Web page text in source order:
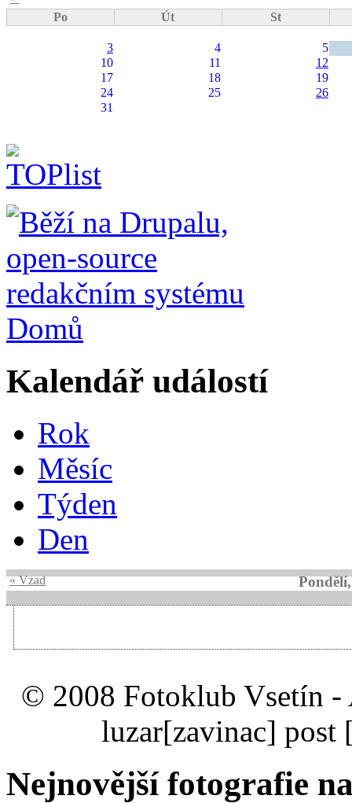
Po
Út St
3 4
5
10
11
12
17
18
19
24
25
26
31
Domů
Kalendář událostí
Rok
Měsíc
Týden
Den
« Vzad
© 2008 Fotoklub Vsetín -
luzar[zavinac] post
Nejnovější fotografie